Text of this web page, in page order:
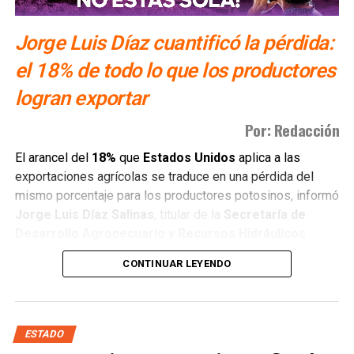
SLP entre los estados más competitivos del noreste
Jorge Luis Díaz cuantificó la pérdida:
el 18% de todo lo que los productores
logran exportar
Por: Redacción
El arancel del 18% que Estados Unidos aplica a las
exportaciones agrícolas se traduce en una pérdida del
mismo porcentaje para los productores potosinos, informó
Jorge Luis Díaz Salinas
, titular de la
Secretaría de
(Sedarh).
poniendo. Y esa es la pérdida que están teniendo”, dijo el
funcionario, quien precisó que los compradores
estadounidenses no dejaron de comprar, pero sí redujeron
CONTINUAR LEYENDO
ESTADO